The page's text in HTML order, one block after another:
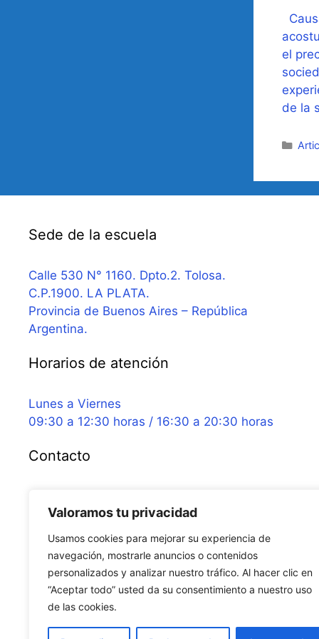
Valoramos tu privacidad
Usamos cookies para mejorar su experiencia de
navegación, mostrarle anuncios o contenidos
personalizados y analizar nuestro tráfico. Al hacer clic en
“Aceptar todo” usted da su consentimiento a nuestro uso
de las cookies.
el
de la
Sede de la escuela
Calle 530 N° 1160. Dpto.2. Tolosa.
C.P.1900. LA PLATA.
Provincia de Buenos Aires – República
Argentina.
Horarios de atención
Lunes a Viernes
09:30 a 12:30 horas / 16:30 a 20:30 horas
Contacto
digitopunturajulca@gmail.com
Nuestras redes sociales